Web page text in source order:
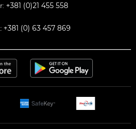
+381 (0)21 455 558
+381 (0) 63 457 869